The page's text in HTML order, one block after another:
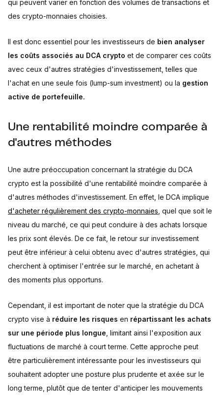
qui peuvent varier en fonction des volumes de transactions et
des crypto-monnaies choisies.
Il est donc essentiel pour les investisseurs de bien analyser
les coûts associés au DCA crypto et de comparer ces coûts
avec ceux d'autres stratégies d'investissement, telles que
l'achat en une seule fois (lump-sum investment) ou la gestion
active de portefeuille.
Une rentabilité moindre comparée à
d'autres méthodes
Une autre préoccupation concernant la stratégie du DCA
crypto est la possibilité d'une rentabilité moindre comparée à
d'autres méthodes d'investissement. En effet, le DCA implique
d'acheter régulièrement des crypto-monnaies , quel que soit le
niveau du marché, ce qui peut conduire à des achats lorsque
les prix sont élevés. De ce fait, le retour sur investissement
peut être inférieur à celui obtenu avec d'autres stratégies, qui
cherchent à optimiser l'entrée sur le marché, en achetant à
des moments plus opportuns.
Cependant, il est important de noter que la stratégie du DCA
crypto vise à réduire les risques en répartissant les achats
sur une période plus longue , limitant ainsi l'exposition aux
fluctuations de marché à court terme. Cette approche peut
être particulièrement intéressante pour les investisseurs qui
souhaitent adopter une posture plus prudente et axée sur le
long terme, plutôt que de tenter d'anticiper les mouvements